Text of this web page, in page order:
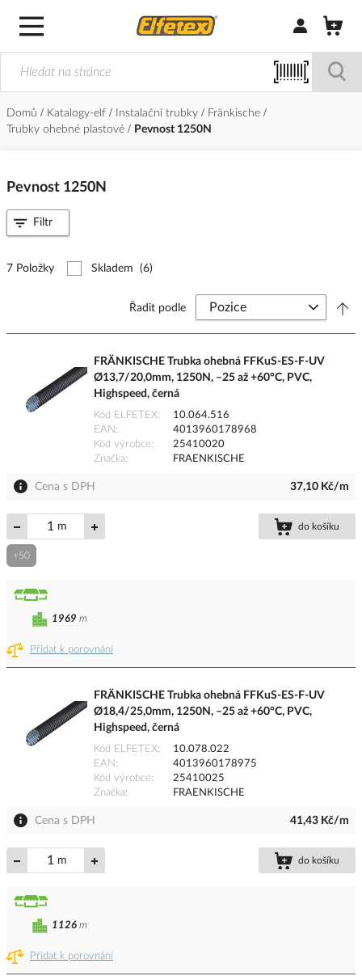
Přihlásit/
Domů Katalogy-elf Instalační trubky
Fränkische
Trubky ohebné plastové
Pevnost 1250N
Pevnost 1250N
7 Položky Skladem (6)
Řadit podle
FRÄNKISCHE Trubka ohebná FFKuS-ES-F-UV
Ø13,7/20,0mm, 1250N, –25 až +60°C, PVC,
Highspeed, černá
Kód ELFETEX
10.064.516
EAN
4013960178968
Kód výrobce
25410020
Značka
FRAENKISCHE
Cena s DPH 37,10 Kč/m
m do košíku
+50
Přidat k porovnání
1969 m
FRÄNKISCHE Trubka ohebná FFKuS-ES-F-UV
Ø18,4/25,0mm, 1250N, –25 až +60°C, PVC,
Highspeed, černá
Kód ELFETEX
10.078.022
EAN
4013960178975
Kód výrobce
25410025
Značka
FRAENKISCHE
Cena s DPH 41,43 Kč/m
m do košíku
Přidat k porovnání
1126 m
Filtr